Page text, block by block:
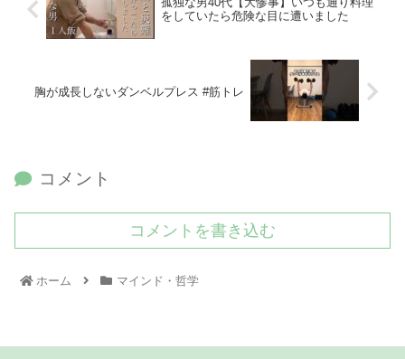
をしていたら危険な目に遭いました
胸が成長しないダンベルプレス #筋トレ
コメント
コメントを書き込む
ホーム マインド・哲学